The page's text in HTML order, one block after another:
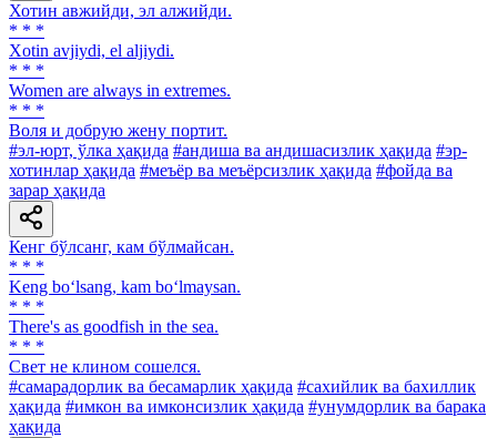
Хотин авжийди, эл алжийди.
* * *
Xotin avjiydi, el aljiydi.
* * *
Women are always in extremes.
* * *
Воля и добрую жену портит.
#эл-юрт, ўлка ҳақида #андиша ва андишасизлик ҳақида #эр-
хотинлар ҳақида #меъёр ва меъёрсизлик ҳақида #фойда ва
зарар ҳақида
Кенг бўлсанг, кам бўлмайсан.
* * *
Keng bo‘lsang, kam bo‘lmaysan.
* * *
There's as goodfish in the sea.
* * *
Свет не клином сошелся.
#самарадорлик ва бесамарлик ҳақида #сахийлик ва бахиллик
ҳақида #имкон ва имконсизлик ҳақида #унумдорлик ва барака
ҳақида